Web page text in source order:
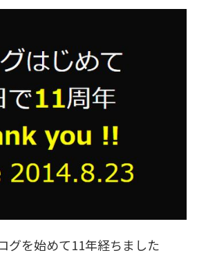
グを始めて11年経ちました